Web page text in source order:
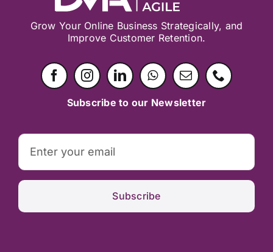
Grow Your Online Business Strategically, and
Improve Customer Retention.
Subscribe to our Newsletter
Subscribe